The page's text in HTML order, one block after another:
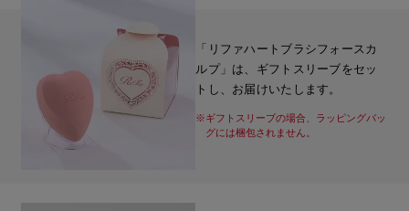
「リファハートブラシフォースカ
ルプ」は、ギフトスリーブをセッ
トし、お届けいたします。
※ギフトスリーブの場合、ラッピングバッ
グには梱包されません。